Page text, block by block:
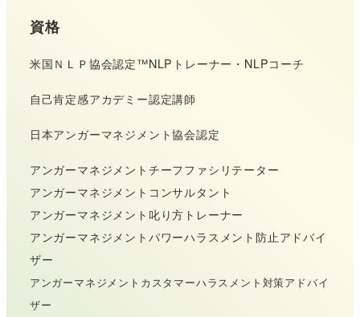
資格
米国ＮＬＰ協会認定™NLPトレーナー・NLPコーチ
自己肯定感アカデミー認定講師
日本アンガーマネジメント協会認定
アンガーマネジメントチーフファシリテーター
アンガーマネジメントコンサルタント
アンガーマネジメント叱り方トレーナー
アンガーマネジメントパワーハラスメント防止アドバイ
ザー
アンガーマネジメントカスタマーハラスメント対策アドバイ
ザー